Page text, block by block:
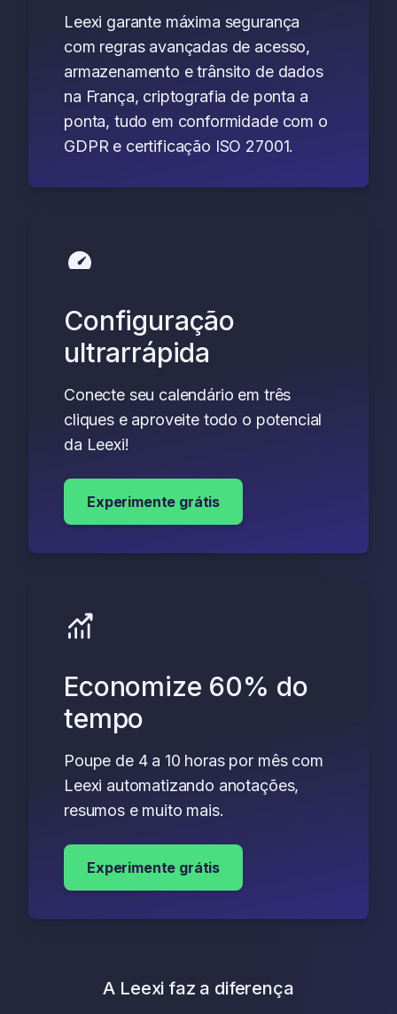
Leexi garante máxima segurança
com regras avançadas de acesso,
armazenamento e trânsito de dados
na França, criptografia de ponta a
ponta, tudo em conformidade com o
GDPR e certificação ISO 27001.
Configuração
ultrarrápida
Conecte seu calendário em três
cliques e aproveite todo o potencial
da Leexi!
Experimente grátis
Economize 60% do
tempo
Poupe de 4 a 10 horas por mês com
Leexi automatizando anotações,
resumos e muito mais.
Experimente grátis
A Leexi faz a diferença